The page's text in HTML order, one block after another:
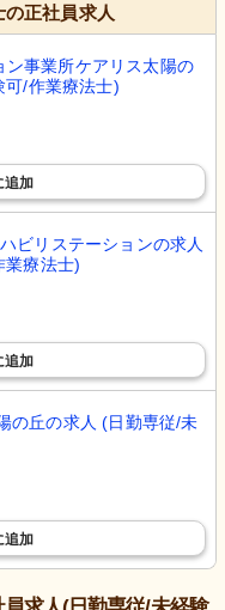
の正社員求人
ン事業所ケアリス太陽の
可/作業療法士)
追加
ビリステーションの求人
業療法士)
追加
の丘の求人 (日勤専従/未
追加